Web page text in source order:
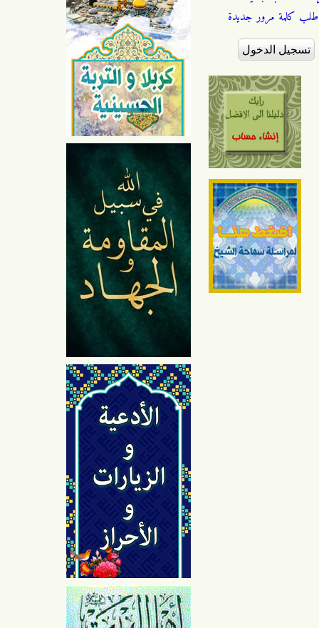
طلب كلمة مرور جديدة